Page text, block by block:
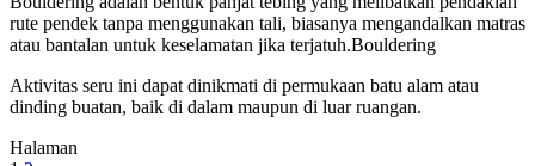
rute pendek tanpa menggunakan tali, biasanya mengandalkan matras
atau bantalan untuk keselamatan jika terjatuh.Bouldering
Aktivitas seru ini dapat dinikmati di permukaan batu alam atau
dinding buatan, baik di dalam maupun di luar ruangan.
Halaman